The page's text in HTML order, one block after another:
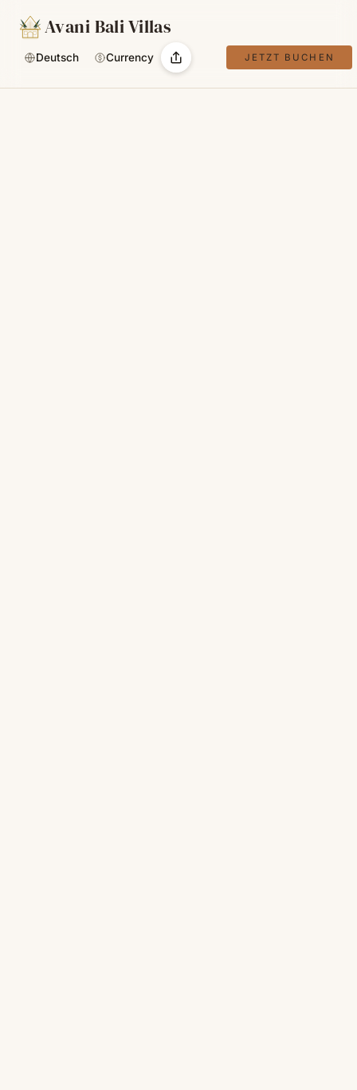
Avani Bali Villas
Deutsch Currency JETZT BUCHEN